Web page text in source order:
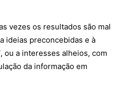
vezes os resultados são mal
ideias preconcebidas e à
, ou a interesses alheios, com
da informação em